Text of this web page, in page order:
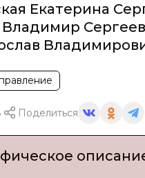
Екатерина
Владимир
Поделиться